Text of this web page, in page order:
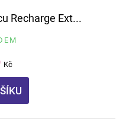
Recharge Ext...
Kč